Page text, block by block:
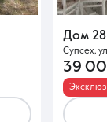
Дом
Супсех,
39